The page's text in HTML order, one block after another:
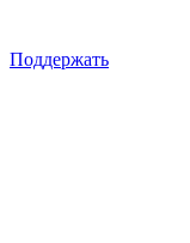
Поддержать